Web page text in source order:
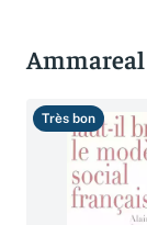
Très bon